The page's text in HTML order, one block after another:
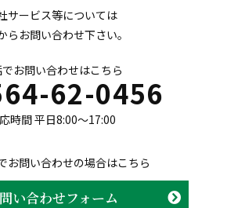
サービス等については
らお問い合わせ下さい。
お問い合わせはこちら
62-0456
時間 平日8:00〜17:00
お問い合わせの場合はこちら
い合わせフォーム